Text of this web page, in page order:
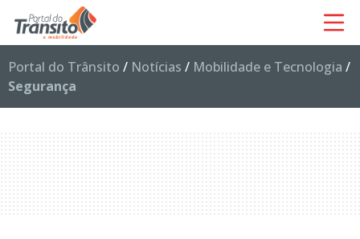
Portal do Trânsito / Notícias / Mobilidade e Tecnologia /
Segurança